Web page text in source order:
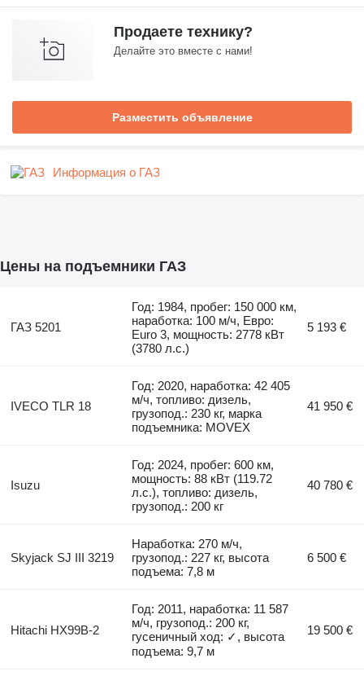
Продаете технику?
Делайте это вместе с нами!
Разместить объявление
Информация о ГАЗ
Цены на подъемники ГАЗ
ГАЗ 5201
Год: 1984, пробег: 150 000 км,
наработка: 100 м/ч, Евро:
Euro 3, мощность: 2778 кВт
(3780 л.с.)
5 193 €
IVECO TLR 18
Год: 2020, наработка: 42 405
м/ч, топливо: дизель,
грузопод.: 230 кг, марка
подъемника: MOVEX
41 950 €
Isuzu
Год: 2024, пробег: 600 км,
мощность: 88 кВт (119.72
л.с.), топливо: дизель,
грузопод.: 200 кг
40 780 €
Skyjack SJ III 3219
Наработка: 270 м/ч,
грузопод.: 227 кг, высота
подъема: 7,8 м
6 500 €
Hitachi HX99B-2
Год: 2011, наработка: 11 587
м/ч, грузопод.: 200 кг,
гусеничный ход: ✓, высота
подъема: 9,7 м
19 500 €